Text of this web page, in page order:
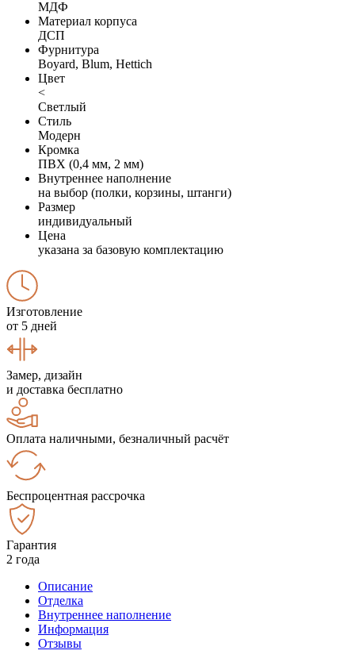
МДФ
Материал корпуса
ДСП
Фурнитура
Boyard, Blum, Hettich
Цвет
<
Светлый
Стиль
Модерн
Кромка
ПВХ (0,4 мм, 2 мм)
Внутреннее наполнение
на выбор (полки, корзины, штанги)
Размер
индивидуальный
Цена
указана за базовую комплектацию
Изготовление
от 5 дней
Замер, дизайн
и доставка бесплатно
Оплата наличными, безналичный расчёт
Беспроцентная рассрочка
Гарантия
2 года
Описание
Отделка
Внутреннее наполнение
Информация
Отзывы